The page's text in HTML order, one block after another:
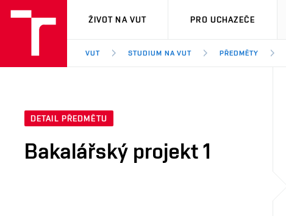
VUT
ŽIVOT NA VUT PRO UCHAZEČE
VUT STUDIUM NA VUT PŘEDMĚTY
DETAIL PŘEDMĚTU
Bakalářský projekt 1